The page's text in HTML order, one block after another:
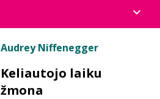
Audrey Niffenegger
Keliautojo laiku
žmona